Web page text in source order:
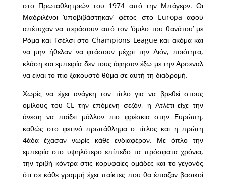
στο Πρωταθλητριών του 1974 από την Μπάγερν. Οι
Μαδριλένοι ‘υποβιβάστηκαν’ φέτος στο Europa αφού
απέτυχαν να περάσουν από τον ‘όμιλο του θανάτου’ με
Ρόμα και Τσέλσι στο Champions League και ακόμα και
να μην ήθελαν να φτάσουν μέχρι την Λιόν, ποιότητα,
κλάση και εμπειρία δεν τους άφησαν έξω με την Αρσεναλ
να είναι το πιο ξακουστό θύμα σε αυτή τη διαδρομή.
Χωρίς να έχει ανάγκη τον τίτλο για να βρεθεί στους
ομίλους του CL την επόμενη σεζόν, η Ατλέτι είχε την
άνεση να παίξει μάλλον πιο φρέσκια στην Ευρώπη,
καθώς στο φετινό πρωτάθλημα ο τίτλος και η πρώτη
4άδα έχασαν νωρίς κάθε ενδιαφέρον. Με όπλο την
εμπειρία στο υψηλότερο επίπεδο τα πρόσφατα χρόνια,
την τριβή κόντρα στις κορυφαίες ομάδες και το γεγονός
ότι σε κάθε γραμμή έχει παίκτες που θα έπαιζαν βασικοί